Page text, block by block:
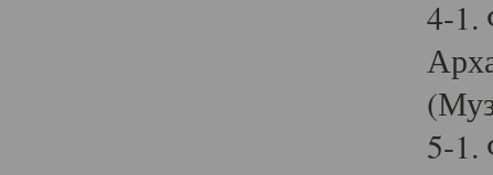
4-1.
5-1.